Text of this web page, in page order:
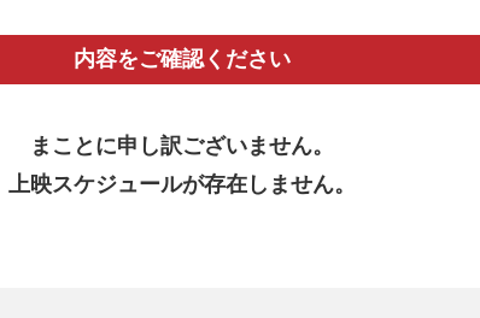
内容をご確認ください
まことに申し訳ございません。
上映スケジュールが存在しません。